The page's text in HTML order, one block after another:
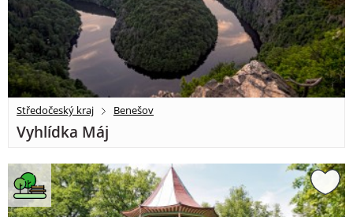
Středočeský kraj Benešov
Vyhlídka Máj